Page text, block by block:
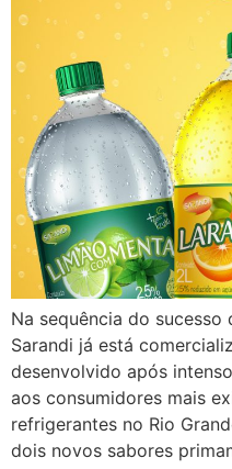
Na sequência do
Sarandi já está
desenvolvido após
aos consumidores mais
refrigerantes no Rio
dois novos sabores